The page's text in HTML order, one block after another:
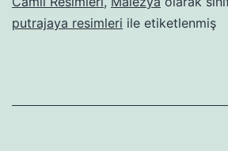
putrajaya resimleri ile etiketlenmiş